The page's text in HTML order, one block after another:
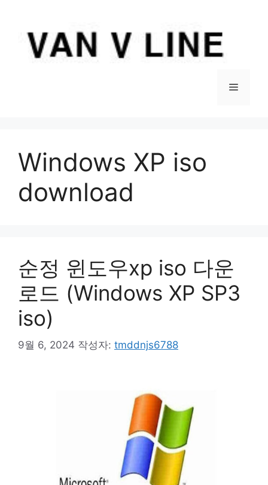
메
Windows XP iso
download
순정 윈도우xp iso 다운
로드 (Windows XP SP3
iso)
9월 6, 2024 작성자: tmddnjs6788